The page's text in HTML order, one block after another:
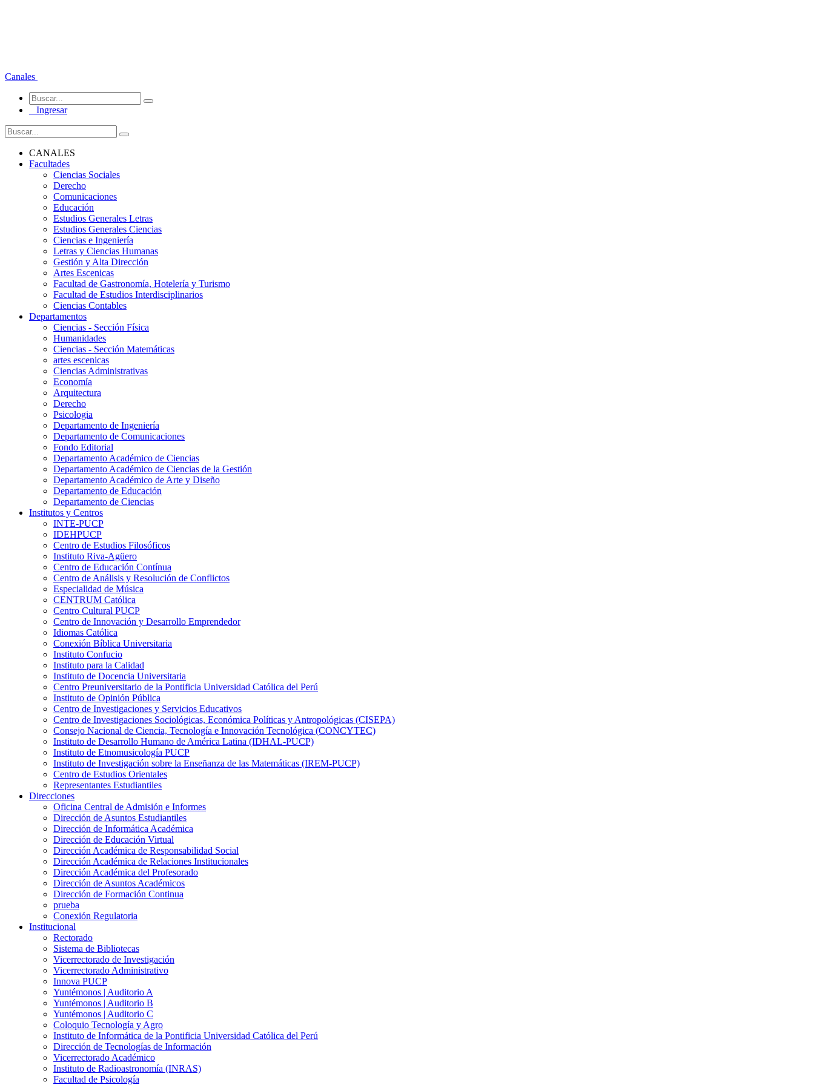
Canales
Ingresar
CANALES
Facultades
Ciencias Sociales
Derecho
Comunicaciones
Educación
Estudios Generales Letras
Estudios Generales Ciencias
Ciencias e Ingeniería
Letras y Ciencias Humanas
Gestión y Alta Dirección
Artes Escenicas
Facultad de Gastronomía, Hotelería y Turismo
Facultad de Estudios Interdisciplinarios
Ciencias Contables
Departamentos
Ciencias - Sección Física
Humanidades
Ciencias - Sección Matemáticas
artes escenicas
Ciencias Administrativas
Economía
Arquitectura
Derecho
Psicologia
Departamento de Ingeniería
Departamento de Comunicaciones
Fondo Editorial
Departamento Académico de Ciencias
Departamento Académico de Ciencias de la Gestión
Departamento Académico de Arte y Diseño
Departamento de Educación
Departamento de Ciencias
Institutos y Centros
INTE-PUCP
IDEHPUCP
Centro de Estudios Filosóficos
Instituto Riva-Agüero
Centro de Educación Contínua
Centro de Análisis y Resolución de Conflictos
Especialidad de Música
CENTRUM Católica
Centro Cultural PUCP
Centro de Innovación y Desarrollo Emprendedor
Idiomas Católica
Conexión Bíblica Universitaria
Instituto Confucio
Instituto para la Calidad
Instituto de Docencia Universitaria
Centro Preuniversitario de la Pontificia Universidad Católica del Perú
Instituto de Opinión Pública
Centro de Investigaciones y Servicios Educativos
Centro de Investigaciones Sociológicas, Económica Políticas y Antropológicas (CISEPA)
Consejo Nacional de Ciencia, Tecnología e Innovación Tecnológica (CONCYTEC)
Instituto de Desarrollo Humano de América Latina (IDHAL-PUCP)
Instituto de Etnomusicología PUCP
Instituto de Investigación sobre la Enseñanza de las Matemáticas (IREM-PUCP)
Centro de Estudios Orientales
Representantes Estudiantiles
Direcciones
Oficina Central de Admisión e Informes
Dirección de Asuntos Estudiantiles
Dirección de Informática Académica
Dirección de Educación Virtual
Dirección Académica de Responsabilidad Social
Dirección Académica de Relaciones Institucionales
Dirección Académica del Profesorado
Dirección de Asuntos Académicos
Dirección de Formación Continua
prueba
Conexión Regulatoria
Institucional
Rectorado
Sistema de Bibliotecas
Vicerrectorado de Investigación
Vicerrectorado Administrativo
Innova PUCP
Yuntémonos | Auditorio A
Yuntémonos | Auditorio B
Yuntémonos | Auditorio C
Coloquio Tecnología y Agro
Instituto de Informática de la Pontificia Universidad Católica del Perú
Dirección de Tecnologías de Información
Vicerrectorado Académico
Instituto de Radioastronomía (INRAS)
Facultad de Psicología